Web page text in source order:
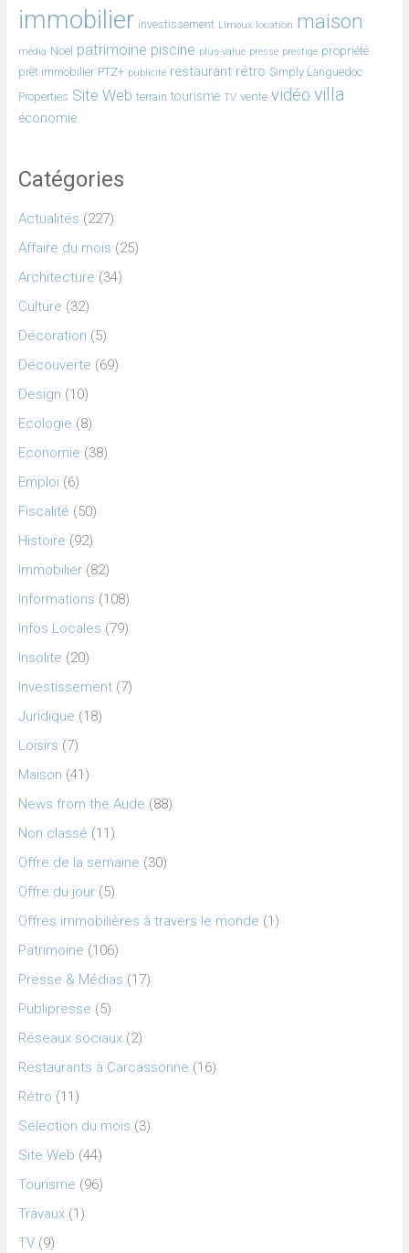
immobilier investissement Limoux location maison
média Noël patrimoine piscine plus-value presse prestige propriété
prêt immobilier PTZ+ publicité restaurant rétro Simply Languedoc
Properties Site Web terrain tourisme TV vente vidéo villa
économie
Catégories
Actualités (227)
Affaire du mois (25)
Architecture (34)
Culture (32)
Décoration (5)
Découverte (69)
Design (10)
Ecologie (8)
Economie (38)
Emploi (6)
Fiscalité (50)
Histoire (92)
Immobilier(82)
Informations (108)
Infos Locales (79)
Insolite (20)
Investissement(7)
Juridique (18)
Loisirs (7)
Maison (41)
News from the Aude (88)
Non classé (11)
Offre de la semaine (30)
Offre du jour(5)
Offres immobilières à travers le monde (1)
Patrimoine (106)
Presse & Médias (17)
Publipresse (5)
Réseaux sociaux(2)
Restaurants à Carcassonne (16)
Rétro (11)
Sélection du mois (3)
Site Web (44)
Tourisme (96)
Travaux(1)
TV(9)